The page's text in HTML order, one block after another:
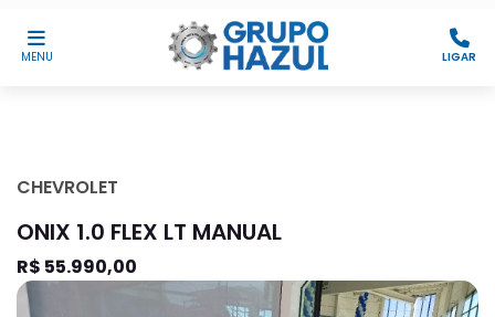
MENU LIGAR
CHEVROLET
ONIX 1.0 FLEX LT MANUAL
R$ 55.990,00